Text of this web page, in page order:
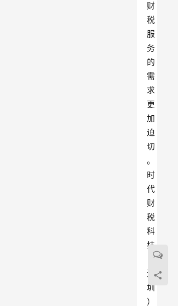
财
税
服
务
的
需
求
更
加
迫
切
。
时
代
财
税
科
技
（
深
圳
）